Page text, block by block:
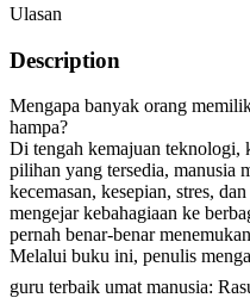
Ulasan
Description
Mengapa banyak orang
hampa?
Di tengah kemajuan teknologi,
pilihan yang tersedia, manusia
kecemasan, kesepian, stres,
mengejar kebahagiaan ke
pernah benar-benar
Melalui buku ini, penulis